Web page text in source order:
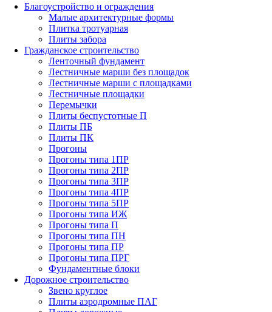
Благоустройство и ограждения
Малые архитектурные формы
Плитка тротуарная
Плиты забора
Гражданское строительство
Ленточный фундамент
Лестничные марши без площадок
Лестничные марши с площадками
Лестничные площадки
Перемычки
Плиты беспустотные П
Плиты ПБ
Плиты ПК
Прогоны
Прогоны типа 1ПР
Прогоны типа 2ПР
Прогоны типа 3ПР
Прогоны типа 4ПР
Прогоны типа 5ПР
Прогоны типа ИЖ
Прогоны типа П
Прогоны типа ПН
Прогоны типа ПР
Прогоны типа ПРГ
Фундаментные блоки
Дорожное строительство
Звено круглое
Плиты аэродромные ПАГ